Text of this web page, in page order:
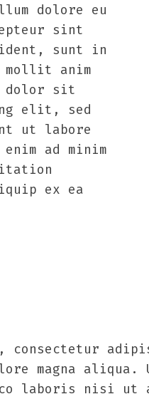
dolore eu
sint
sunt in
anim
dolor sit
elit, sed
ut labore
ad minim
ex ea
consectetur
magna aliqua.
laboris nisi ut